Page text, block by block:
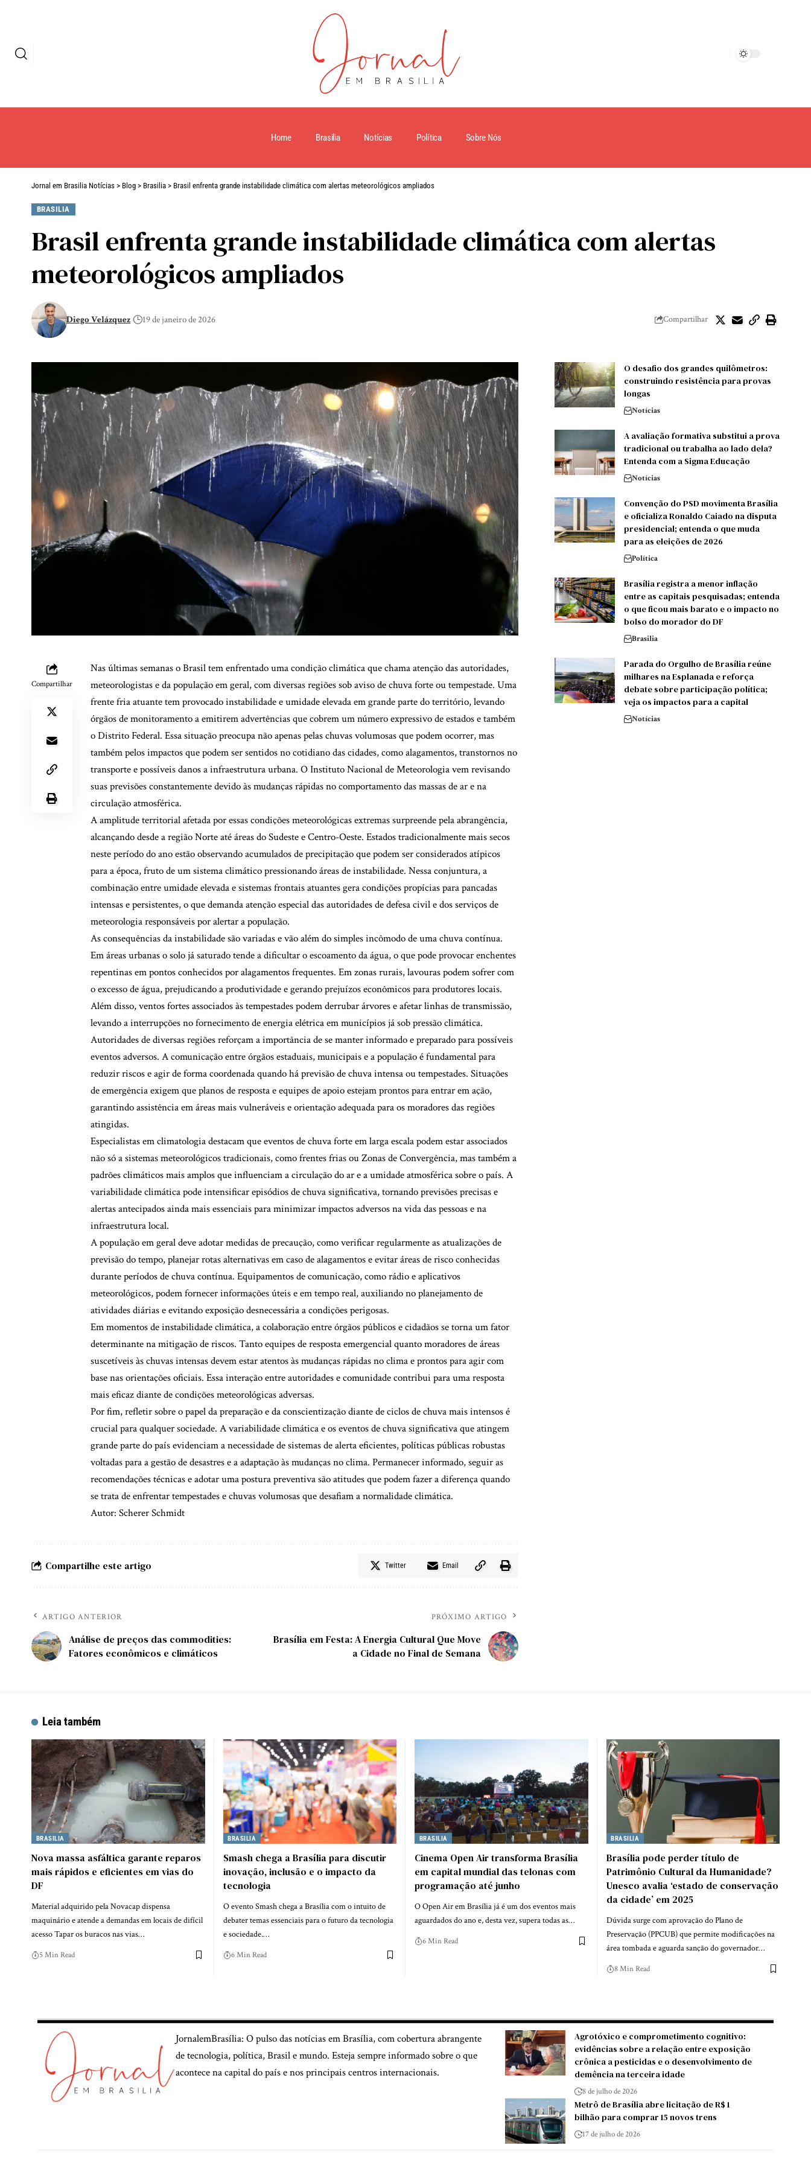
Home Brasilia Notícias Política Sobre Nós
Jornal em Brasilia Notícias > Blog > Brasilia > Brasil enfrenta grande instabilidade climática com alertas meteorológicos ampliados
BRASILIA
Brasil enfrenta grande instabilidade climática com alertas
meteorológicos ampliados
Diego Velázquez 19 de janeiro de 2026 Compartilhar
Compartilhar
Nas últimas semanas o Brasil tem enfrentado uma condição climática que chama atenção das autoridades,
meteorologistas e da população em geral, com diversas regiões sob aviso de chuva forte ou tempestade. Uma
frente fria atuante tem provocado instabilidade e umidade elevada em grande parte do território, levando
órgãos de monitoramento a emitirem advertências que cobrem um número expressivo de estados e também
o Distrito Federal. Essa situação preocupa não apenas pelas chuvas volumosas que podem ocorrer, mas
também pelos impactos que podem ser sentidos no cotidiano das cidades, como alagamentos, transtornos no
transporte e possíveis danos a infraestrutura urbana. O Instituto Nacional de Meteorologia vem revisando
suas previsões constantemente devido às mudanças rápidas no comportamento das massas de ar e na
circulação atmosférica.
A amplitude territorial afetada por essas condições meteorológicas extremas surpreende pela abrangência,
alcançando desde a região Norte até áreas do Sudeste e Centro-Oeste. Estados tradicionalmente mais secos
neste período do ano estão observando acumulados de precipitação que podem ser considerados atípicos
para a época, fruto de um sistema climático pressionando áreas de instabilidade. Nessa conjuntura, a
combinação entre umidade elevada e sistemas frontais atuantes gera condições propícias para pancadas
intensas e persistentes, o que demanda atenção especial das autoridades de defesa civil e dos serviços de
meteorologia responsáveis por alertar a população.
As consequências da instabilidade são variadas e vão além do simples incômodo de uma chuva contínua.
Em áreas urbanas o solo já saturado tende a dificultar o escoamento da água, o que pode provocar enchentes
repentinas em pontos conhecidos por alagamentos frequentes. Em zonas rurais, lavouras podem sofrer com
o excesso de água, prejudicando a produtividade e gerando prejuízos econômicos para produtores locais.
Além disso, ventos fortes associados às tempestades podem derrubar árvores e afetar linhas de transmissão,
levando a interrupções no fornecimento de energia elétrica em municípios já sob pressão climática.
Autoridades de diversas regiões reforçam a importância de se manter informado e preparado para possíveis
eventos adversos. A comunicação entre órgãos estaduais, municipais e a população é fundamental para
reduzir riscos e agir de forma coordenada quando há previsão de chuva intensa ou tempestades. Situações
de emergência exigem que planos de resposta e equipes de apoio estejam prontos para entrar em ação,
garantindo assistência em áreas mais vulneráveis e orientação adequada para os moradores das regiões
atingidas.
Especialistas em climatologia destacam que eventos de chuva forte em larga escala podem estar associados
não só a sistemas meteorológicos tradicionais, como frentes frias ou Zonas de Convergência, mas também a
padrões climáticos mais amplos que influenciam a circulação do ar e a umidade atmosférica sobre o país. A
variabilidade climática pode intensificar episódios de chuva significativa, tornando previsões precisas e
alertas antecipados ainda mais essenciais para minimizar impactos adversos na vida das pessoas e na
infraestrutura local.
A população em geral deve adotar medidas de precaução, como verificar regularmente as atualizações de
previsão do tempo, planejar rotas alternativas em caso de alagamentos e evitar áreas de risco conhecidas
durante períodos de chuva contínua. Equipamentos de comunicação, como rádio e aplicativos
meteorológicos, podem fornecer informações úteis e em tempo real, auxiliando no planejamento de
atividades diárias e evitando exposição desnecessária a condições perigosas.
Em momentos de instabilidade climática, a colaboração entre órgãos públicos e cidadãos se torna um fator
determinante na mitigação de riscos. Tanto equipes de resposta emergencial quanto moradores de áreas
suscetíveis às chuvas intensas devem estar atentos às mudanças rápidas no clima e prontos para agir com
base nas orientações oficiais. Essa interação entre autoridades e comunidade contribui para uma resposta
mais eficaz diante de condições meteorológicas adversas.
Por fim, refletir sobre o papel da preparação e da conscientização diante de ciclos de chuva mais intensos é
crucial para qualquer sociedade. A variabilidade climática e os eventos de chuva significativa que atingem
grande parte do país evidenciam a necessidade de sistemas de alerta eficientes, políticas públicas robustas
voltadas para a gestão de desastres e a adaptação às mudanças no clima. Permanecer informado, seguir as
recomendações técnicas e adotar uma postura preventiva são atitudes que podem fazer a diferença quando
se trata de enfrentar tempestades e chuvas volumosas que desafiam a normalidade climática.
Autor: Scherer Schmidt
Compartilhe este artigo Twitter Email
ARTIGO ANTERIOR
Análise de preços das commodities:
Fatores econômicos e climáticos
PRÓXIMO ARTIGO
Brasília em Festa: A Energia Cultural Que Move
a Cidade no Final de Semana
O desafio dos grandes quilômetros:
construindo resistência para provas
longas
Notícias
A avaliação formativa substitui a prova
tradicional ou trabalha ao lado dela?
Entenda com a Sigma Educação
Notícias
Convenção do PSD movimenta Brasília
e oficializa Ronaldo Caiado na disputa
presidencial; entenda o que muda
para as eleições de 2026
Política
Brasília registra a menor inflação
entre as capitais pesquisadas; entenda
o que ficou mais barato e o impacto no
bolso do morador do DF
Brasilia
Parada do Orgulho de Brasília reúne
milhares na Esplanada e reforça
debate sobre participação política;
veja os impactos para a capital
Notícias
Leia também
BRASILIA
Nova massa asfáltica garante reparos
mais rápidos e eficientes em vias do
DF
Material adquirido pela Novacap dispensa
maquinário e atende a demandas em locais de difícil
acesso Tapar os buracos nas vias…
5 Min Read
BRASILIA
Smash chega a Brasília para discutir
inovação, inclusão e o impacto da
tecnologia
O evento Smash chega a Brasília com o intuito de
debater temas essenciais para o futuro da tecnologia
e sociedade.…
6 Min Read
BRASILIA
Cinema Open Air transforma Brasília
em capital mundial das telonas com
programação até junho
O Open Air em Brasília já é um dos eventos mais
aguardados do ano e, desta vez, supera todas as…
6 Min Read
BRASILIA
Brasília pode perder título de
Patrimônio Cultural da Humanidade?
Unesco avalia ‘estado de conservação
da cidade’ em 2025
Dúvida surge com aprovação do Plano de
Preservação (PPCUB) que permite modificações na
área tombada e aguarda sanção do governador…
8 Min Read
JornalemBrasília: O pulso das notícias em Brasília, com cobertura abrangente
de tecnologia, política, Brasil e mundo. Esteja sempre informado sobre o que
acontece na capital do país e nos principais centros internacionais.
Agrotóxico e comprometimento cognitivo:
evidências sobre a relação entre exposição
crônica a pesticidas e o desenvolvimento de
demência na terceira idade
8 de julho de 2026
Metrô de Brasília abre licitação de R$ 1
bilhão para comprar 15 novos trens
17 de julho de 2026